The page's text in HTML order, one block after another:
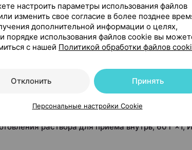
×60 56,99 —
Где купить В
раствора для приема внутрь, 60 г ×1,
настроить параметры использования файлов
изменить свое согласие в более позднее
дополнительной информации о целях,
порядке использования файлов cookie вы
с нашей Политикой обработки файлов
Отклонить Принять
Персональные настройки Cookie